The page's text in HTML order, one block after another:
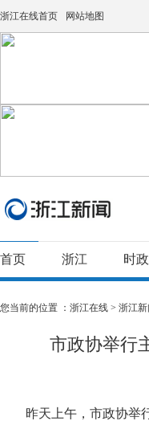
浙江在线首页 网站地图
首页 浙江 时政
您当前的位置 ： 浙江在线 > 浙江新
市政协举行
昨天上午，市政协举行